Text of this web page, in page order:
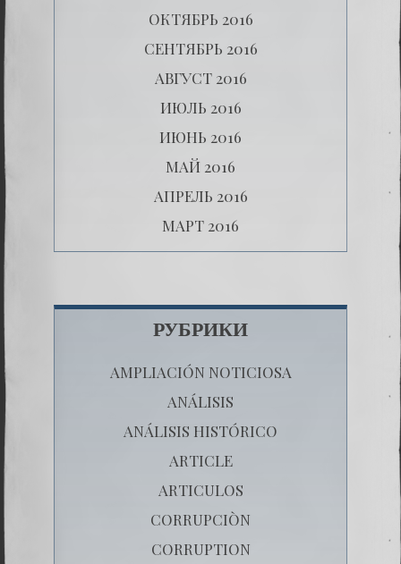
ОКТЯБРЬ 2016
СЕНТЯБРЬ 2016
АВГУСТ 2016
ИЮЛЬ 2016
ИЮНЬ 2016
МАЙ 2016
АПРЕЛЬ 2016
МАРТ 2016
РУБРИКИ
AMPLIACIÓN NOTICIOSA
ANÁLISIS
ANÁLISIS HISTÓRICO
ARTICLE
ARTICULOS
CORRUPCIÒN
CORRUPTION